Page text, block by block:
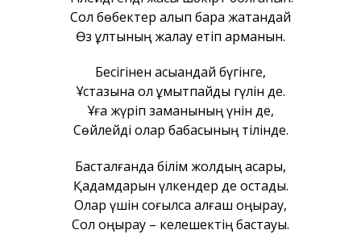
Сол бөбектер алып бара жатқандай
Өз ұлтының жалау етіп арманын.
Бесігінен асыққандай бүгінге,
Ұстазына ол ұмытпайды гүлін де.
Ұға жүріп заманының үнін де,
Сөйлейді олар бабасының тілінде.
Басталғанда білім жолдың асқары,
Қадамдарын үлкендер де қостады.
Олар үшін соғылса алғаш қоңырау,
Сол қоңырау – келешектің бастауы.